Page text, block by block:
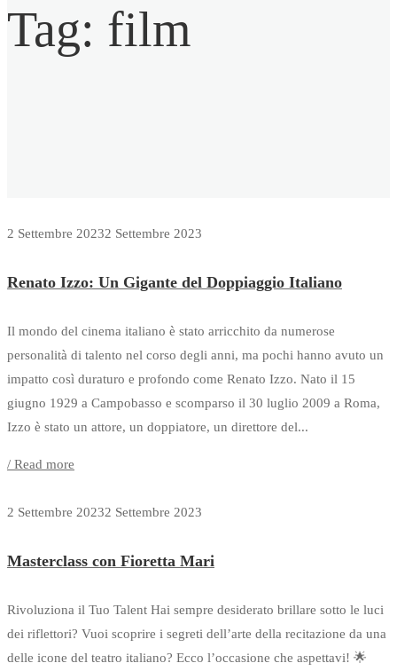
Tag: film
2 Settembre 20232 Settembre 2023
Renato Izzo: Un Gigante del Doppiaggio Italiano
Il mondo del cinema italiano è stato arricchito da numerose
personalità di talento nel corso degli anni, ma pochi hanno avuto un
impatto così duraturo e profondo come Renato Izzo. Nato il 15
giugno 1929 a Campobasso e scomparso il 30 luglio 2009 a Roma,
Izzo è stato un attore, un doppiatore, un direttore del...
/ Read more
2 Settembre 20232 Settembre 2023
Masterclass con Fioretta Mari
Rivoluziona il Tuo Talent Hai sempre desiderato brillare sotto le luci
dei riflettori? Vuoi scoprire i segreti dell’arte della recitazione da una
delle icone del teatro italiano? Ecco l’occasione che aspettavi! 🌟